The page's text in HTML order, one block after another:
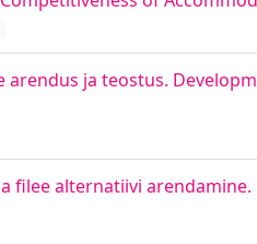
ja teostus.
filee alternatiivi